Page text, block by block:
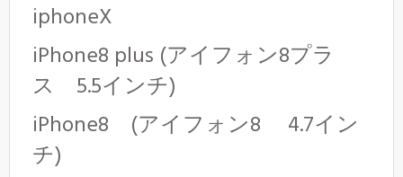
iphoneX
iPhone8 plus (アイフォン8プラ
ス 5.5インチ)
iPhone8 (アイフォン8 4.7イン
チ)